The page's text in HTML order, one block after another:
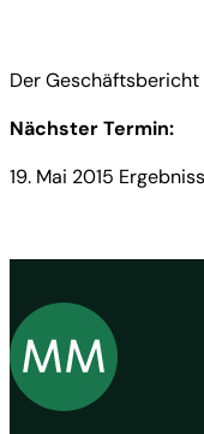
Der Geschäftsbericht
Nächster Termin:
19. Mai 2015